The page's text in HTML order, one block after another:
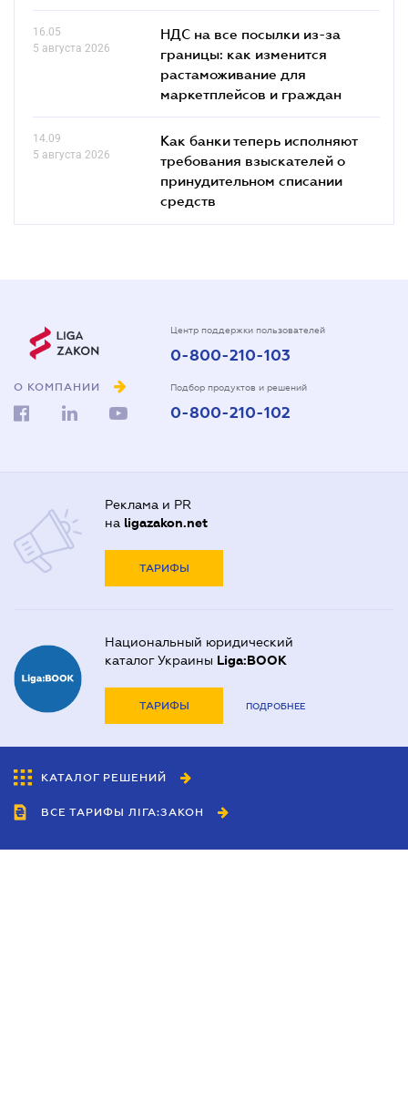
16.05
5 августа 2026
НДС на все посылки из-за
границы: как изменится
растаможивание для
маркетплейсов и граждан
14.09
5 августа 2026
Как банки теперь исполняют
требования взыскателей о
принудительном списании
средств
О КОМПАНИИ
Центр поддержки пользователей
0-800-210-103
Подбор продуктов и решений
0-800-210-102
Реклама и PR
на ligazakon.net
ТАРИФЫ
Национальный юридический
каталог Украины Liga:BOOK
ТАРИФЫ ПОДРОБНЕЕ
КАТАЛОГ РЕШЕНИЙ
ВСЕ ТАРИФЫ ЛІГА:ЗАКОН